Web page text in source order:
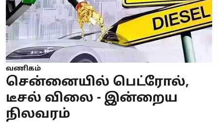
வணிகம்
சென்னையில் பெட்ரோல்,
டீசல் விலை - இன்றைய
நிலவரம்